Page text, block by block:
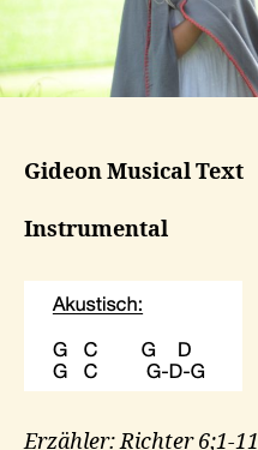
Gideon Musical Text
Instrumental
Erzähler: Richter 6;1-11